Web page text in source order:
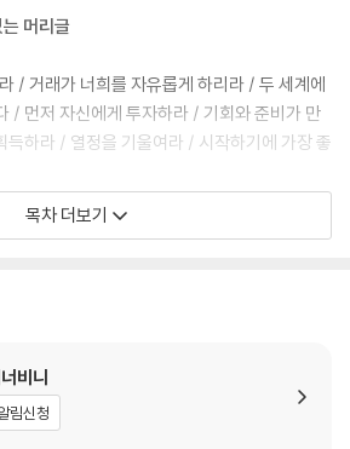
머리글
/ 거래가 너희를 자유롭게 하리라 / 두 세계에
/ 먼저 자신에게 투자하라 / 기회와 준비가 만
득하라 / 열정을 기울여라 / 시작하기에 가장 좋
할 것
/ 누구도 대신해주지 않는다 / 답을 맞히고 싶
유 / 주식투자는 사업이다 / 펀드 매니저처럼
식은 통상적인 결과를 낳는다 / 피할 수 없는
하려면 집중하라 / 트레이더 아니면 투자자? /
목차 더보기
비니
림신청